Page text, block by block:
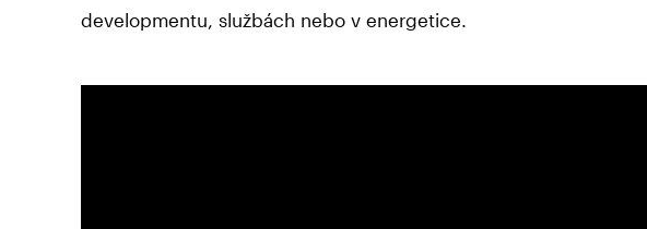
developmentu, službách nebo v energetice.